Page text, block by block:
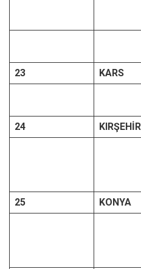
23
KARS
24
KIRŞEHİR
25
KONYA